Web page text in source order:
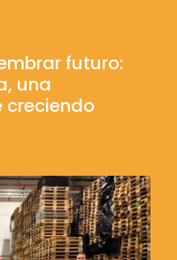
futuro:
una
creciendo